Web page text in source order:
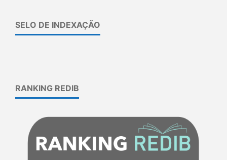
SELO DE INDEXAÇÃO
RANKING REDIB